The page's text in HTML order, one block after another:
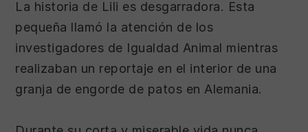
La historia de Lili es desgarradora. Esta
pequeña llamó la atención de los
investigadores de Igualdad Animal mientras
realizaban un reportaje en el interior de una
granja de engorde de patos en Alemania.